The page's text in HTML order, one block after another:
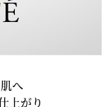
へ
上がり